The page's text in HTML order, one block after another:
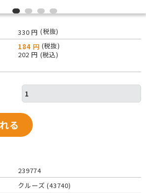
330 円 (税抜)
184 円 (税抜)
202 円 (税込)
239774
クルーズ (43740)